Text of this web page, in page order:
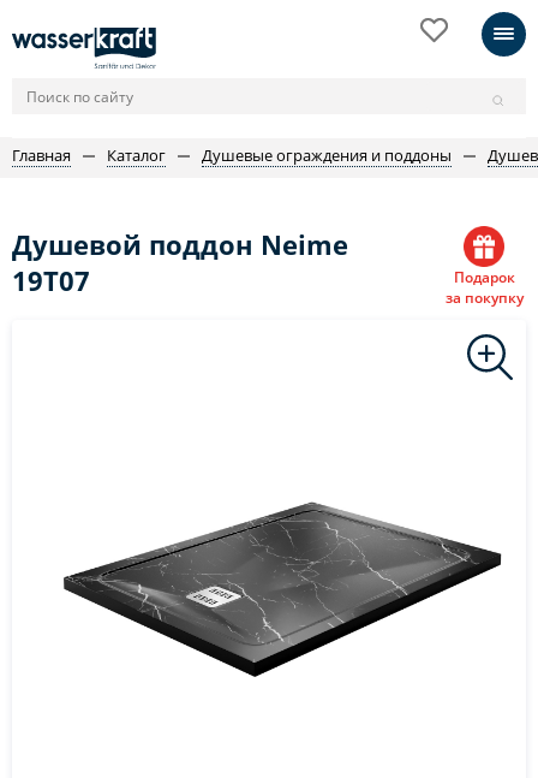
Главная Каталог Душевые ограждения и поддоны
Душевой поддон Neime
19T07
Подарок
за покупку